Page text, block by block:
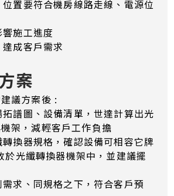
置要符合機房線路走線、電源位
施工進度
成客戶需求
案
議方案後 :
譜圖、設備清單，世達計算出光
架，減輕客戶工作負擔
換器規格，確認設備可相容它牌
光纖轉換器機架中，並建議擺
求、同規格之下，符合客戶預